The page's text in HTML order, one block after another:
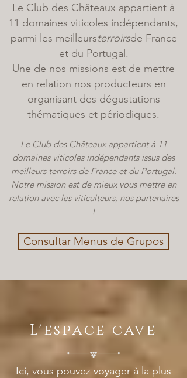
Le Club des Châteaux appartient à
11 domaines viticoles indépendants,
parmi les meilleursterroirsde France
et du Portugal.
Une de nos missions est de mettre
en relation nos producteurs en
organisant des dégustations
thématiques et périodiques.
Le Club des Châteaux appartient à 11
domaines viticoles indépendants issus des
meilleurs terroirs de France et du Portugal.
Notre mission est de mieux vous mettre en
relation avec les viticulteurs, nos partenaires
!
Consultar Menus de Grupos
L'espace cave
Ici, vous pouvez voyager à la plus